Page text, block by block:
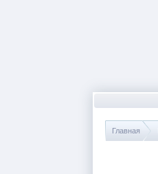
Главная